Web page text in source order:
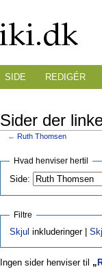
Sider der
← Ruth Thomsen
Hvad henviser hertil
Side:
Filtre
Skjul inkluderinger |
Ingen sider henviser til „
SIDE REDIGÉR